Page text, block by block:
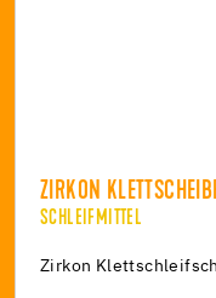
ZIRKON
SCHLEIFMITTEL
Zirkon